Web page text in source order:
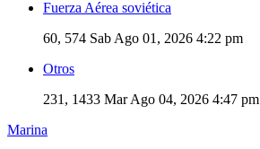
Fuerza Aérea soviética
60, 574 Sab Ago 01, 2026 4:22 pm
Otros
231, 1433 Mar Ago 04, 2026 4:47 pm
Marina